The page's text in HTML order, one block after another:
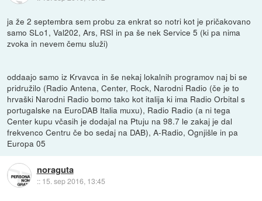
ja že 2 septembra sem probu za enkrat so notri kot je pričakovano
samo SLo1, Val202, Ars, RSI in pa še nek Service 5 (ki pa nima
zvoka in nevem čemu služi)
oddaajo samo iz Krvavca in še nekaj lokalnih programov naj bi se
pridružilo (Radio Antena, Center, Rock, Narodni Radio (če je to
hrvaški Narodni Radio bomo tako kot italija ki ima Radio Orbital s
portugalske na EuroDAB Italia muxu), Radio Radio (a ni tega
Center kupu včasih je dodajal na Ptuju na 98.7 le zakaj je dal
frekvenco Centru če bo sedaj na DAB), A-Radio, Ognjišle in pa
Europa 05
noraguta
:: 15. sep 2016, 13:45